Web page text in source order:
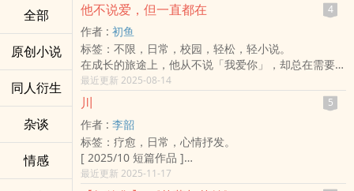
全部
原创小说
同人衍生
杂谈
情感
他不说爱，但一直都在 4
作者 : 初鱼
标签：不限，日常，校园，轻松，轻小说。
在成长的旅途上，他从不说「我爱你」，却总在需要的
时候，静静站在原地守候。
从小学放学门口的那道身影，到大学宿舍行李箱里那封
红包，再到深夜一通问候晚餐的电话──他的爱不在言
语里，而藏在一次次不起眼的举动之中。
本书透过七则成长片段，拼凑出一位沉默父亲的深沉情
感。
或许他不擅表达，但他的爱，从未缺席。
最近更新 2025-08-14
川 5
作者 : 李韶
标签：疗愈，日常，心情抒发。
[ 2025/10 短篇作品 ]
川在森林里面似乎很自由，
最近更新 2025-11-17